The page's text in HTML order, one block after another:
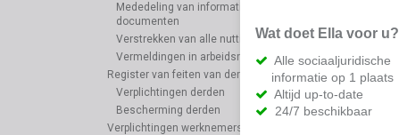
Mededeling van informative en toegang tot
documenten
Verstrekken van alle nuttige informatie en opleiding
Vermeldingen in arbeidsreglement
Register van feiten van derden
Verplichtingen derden
Bescherming derden
Verplichtingen werknemers
Wat doet Ella voor u?
Alle sociaaljuridische
informatie op 1 plaats
Altijd up-to-date
24/7 beschikbaar